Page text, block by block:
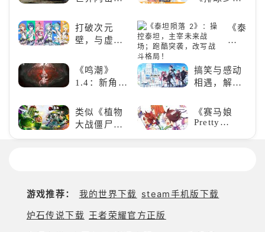
巅峰
像团
（WOTB）
的军事类游
爱的装备出
发吧！
HIGH!!》手
游还原经典
名场面
打破次元
壁，与虚拟
写音符物语
《泰
坦
落
2》：
操
泰
坦，
主
《鸣潮》
1.4：新角
情，全新冒
险体验！
搞笑与感动
相遇，解锁
的魅力
类似《植物
大战僵尸》
的卡牌策略
《赛马娘
Pretty
游戏推荐： 我的世界下载 steam手机版下载
炉石传说下载 王者荣耀官方正版